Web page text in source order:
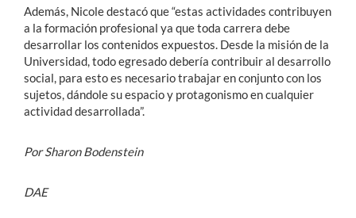
Además, Nicole destacó que “estas actividades contribuyen
a la formación profesional ya que toda carrera debe
desarrollar los contenidos expuestos. Desde la misión de la
Universidad, todo egresado debería contribuir al desarrollo
social, para esto es necesario trabajar en conjunto con los
sujetos, dándole su espacio y protagonismo en cualquier
actividad desarrollada”.
Por Sharon Bodenstein
DAE